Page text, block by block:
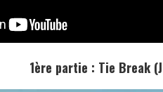
1ère partie : Tie Break